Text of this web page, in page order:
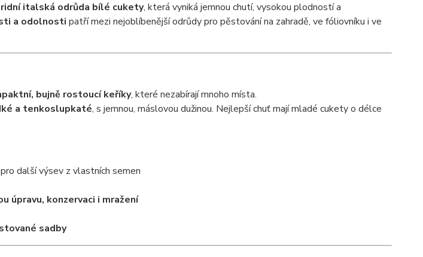
italská odrůda bílé cukety, která vyniká jemnou chutí, vysokou plodností a
a odolnosti patří mezi nejoblíbenější odrůdy pro pěstování na zahradě, ve fóliovníku i ve
bujně rostoucí keříky, které nezabírají mnoho místa.
a tenkoslupkaté, s jemnou, máslovou dužinou. Nejlepší chuť mají mladé cukety o délce
další výsev z vlastních semen
úpravu, konzervaci i mražení
sadby